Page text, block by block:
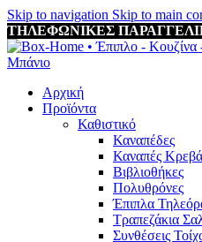
Skip to navigation Skip to main
ΤΗΛΕΦΩΝΙΚΕΣ
Αρχική
Προϊόντα
Καθιστικό
Καναπέδες
Καναπές
Βιβλιοθήκες
Πολυθρόνες
Έπιπλα
Τραπεζάκια
Συνθέσεις